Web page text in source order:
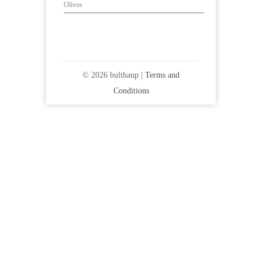
Olivos
© 2026 bulthaup | Terms and
Conditions